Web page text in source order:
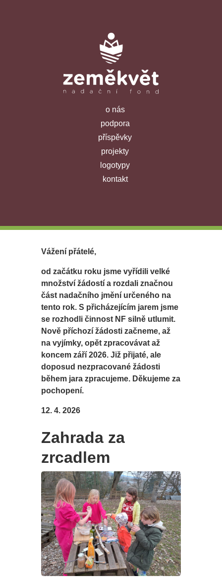
o nás
podpora
příspěvky
projekty
logotypy
kontakt
Vážení přátelé,
od začátku roku jsme vyřídili velké
množství žádostí a rozdali značnou
část nadačního jmění určeného na
tento rok. S přicházejícím jarem jsme
se rozhodli činnost NF silně utlumit.
Nově příchozí žádosti začneme, až
na vyjímky, opět zpracovávat až
koncem září 2026. Již přijaté, ale
doposud nezpracované žádosti
během jara zpracujeme. Děkujeme za
pochopení.
12. 4. 2026
Zahrada za
zrcadlem